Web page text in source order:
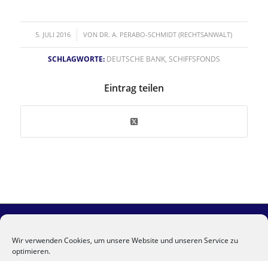
Wir verwenden Cookies, um unsere Website und unseren Service zu
optimieren.
5. JULI 2016
/ VON DR. A. PERABO-SCHMIDT (RECHTSANWALT)
SCHLAGWORTE: DEUTSCHE BANK, SCHIFFSFONDS
Eintrag teilen
RECHTSGEBIETE